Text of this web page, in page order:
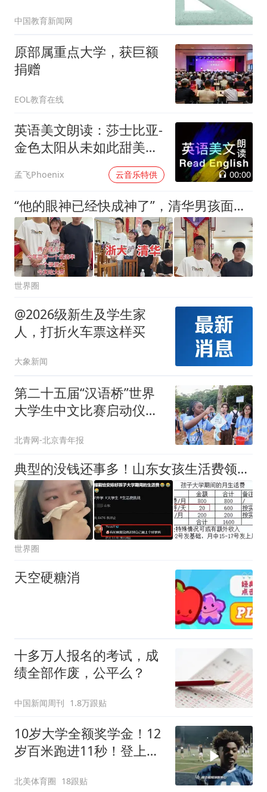
中国教育新闻网
原部属重点大学，获巨额
捐赠
EOL教育在线
英语美文朗读：莎士比亚-
金色太阳从未如此甜美吻
孟飞Phoenix 云音乐特供 00:00
“他的眼神已经快成神了”，清华男孩面相火了，网友：感觉他在四维空间
世界圈
@2026级新生及学生家
人，打折火车票这样买
大象新闻
第二十五届“汉语桥”世界
大学生中文比赛启动仪式
北青网-北京青年报
典型的没钱还事多！山东女孩生活费领取方式惹同情，都不如孤儿！
世界圈
天空硬糖消
十多万人报名的考试，成
绩全部作废，公平么？
中国新闻周刊 1.8万跟贴
10岁大学全额奖学金！12
岁百米跑进11秒！登上超
怎样了？
北美体育圈 18跟贴